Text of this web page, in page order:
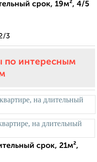
срок, 19м², 4/5
3
по интересным
срок, 21м²,